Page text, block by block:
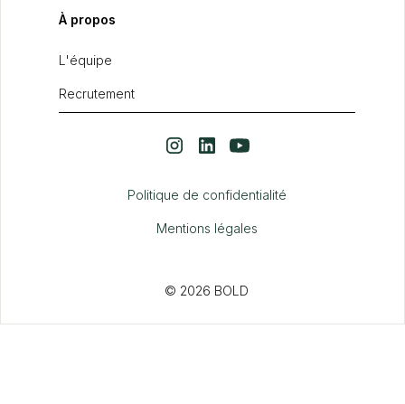
À propos
L'équipe
Recrutement
© 2026 BOLD
Politique de confidentialité
Mentions légales